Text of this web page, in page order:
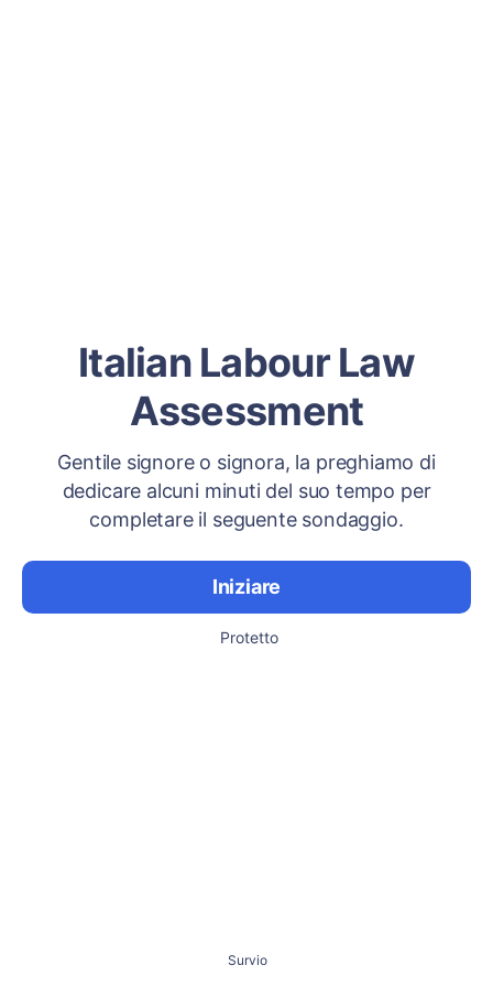
Italian Labour Law
Assessment
Gentile signore o signora, la preghiamo di
dedicare alcuni minuti del suo tempo per
completare il seguente sondaggio.
Iniziare
Protetto
Survio